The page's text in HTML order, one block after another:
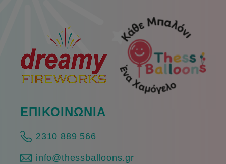
ΕΠΙΚΟΙΝΩΝΙΑ
2310 889 566
info@thessballoons.gr